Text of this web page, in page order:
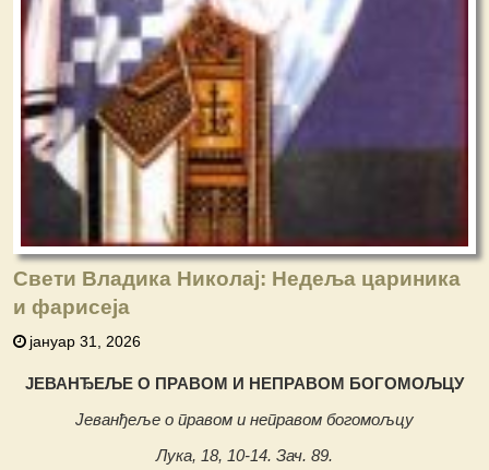
Свети Владика Николај: Недеља цариника
и фарисеја
јануар 31, 2026
ЈЕВАНЂЕЉЕ O ПРАВОМ И НЕПРАВОМ БОГОМОЉЦУ
Јеванђеље о правом и неправом богомољцу
Лука, 18, 10-14. Зач. 89.